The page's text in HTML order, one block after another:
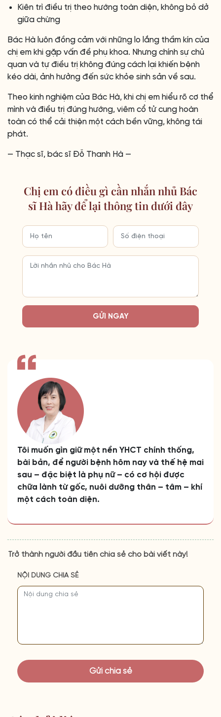
Kiên trì điều trị theo hướng toàn diện, không bỏ dở
giữa chừng
Bác Hà luôn đồng cảm với những lo lắng thầm kín của
chị em khi gặp vấn đề phụ khoa. Nhưng chính sự chủ
quan và tự điều trị không đúng cách lại khiến bệnh
kéo dài, ảnh hưởng đến sức khỏe sinh sản về sau.
Theo kinh nghiệm của Bác Hà, khi chị em hiểu rõ cơ thể
mình và điều trị đúng hướng, viêm cổ tử cung hoàn
toàn có thể cải thiện một cách bền vững, không tái
phát.
— Thạc sĩ, bác sĩ Đỗ Thanh Hà —
Chị em có điều gì cần nhắn nhủ Bác
sĩ Hà hãy để lại thông tin dưới đây
GỬI NGAY
Tôi muốn gìn giữ một nền YHCT chính thống,
bài bản, để người bệnh hôm nay và thế hệ mai
sau – đặc biệt là phụ nữ – có cơ hội được
chữa lành từ gốc, nuôi dưỡng thân – tâm – khí
một cách toàn diện.
Trở thành người đầu tiên chia sẻ cho bài viết này!
NỘI DUNG CHIA SẺ